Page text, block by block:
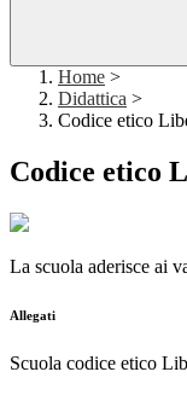
Home >
Didattica >
Codice etico
Codice etico
La scuola aderisce ai
Allegati
Scuola codice etico